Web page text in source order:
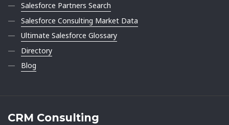
Salesforce Partners Search
Salesforce Consulting Market Data
Ultimate Salesforce Glossary
Directory
Blog
CRM Consulting